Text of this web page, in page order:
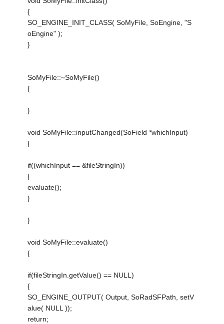
{
SO_ENGINE_INIT_CLASS( SoMyFile, SoEngine, "S
oEngine" );
}
SoMyFile::~SoMyFile()
{
}
void SoMyFile::inputChanged(SoField *whichInput)
{
if((whichInput == &fileStringIn))
{
evaluate();
}
}
void SoMyFile::evaluate()
{
if(fileStringIn.getValue() == NULL)
{
SO_ENGINE_OUTPUT( Output, SoRadSFPath, setV
alue( NULL ));
return;